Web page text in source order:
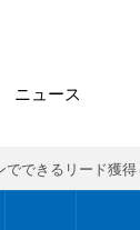
ニュース
できるリード獲